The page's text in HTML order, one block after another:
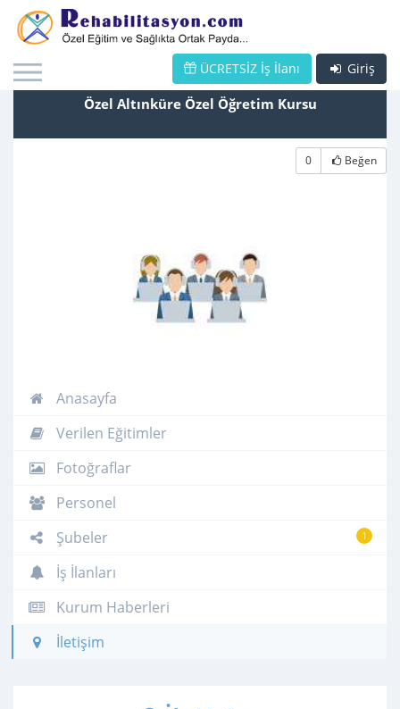
Giriş
ÜCRETSİZ İş İlanı
Özel Altınküre Özel Öğretim Kursu
0 Beğen
Anasayfa
Verilen Eğitimler
Fotoğraflar
Personel
1
Şubeler
İş İlanları
Kurum Haberleri
İletişim